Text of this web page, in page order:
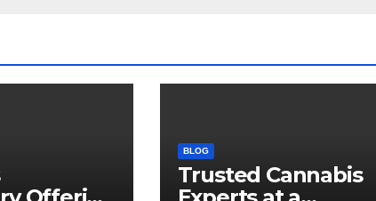
BLOG
Trusted Cannabis